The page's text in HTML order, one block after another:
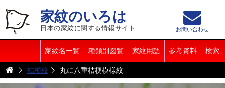
家紋のいろは
日本の家紋に関する情報サイト
家紋名一覧 種類別図覧 家紋用語 参考資料 検索
お問い合わせ
桔梗紋 丸に八重桔梗模様紋